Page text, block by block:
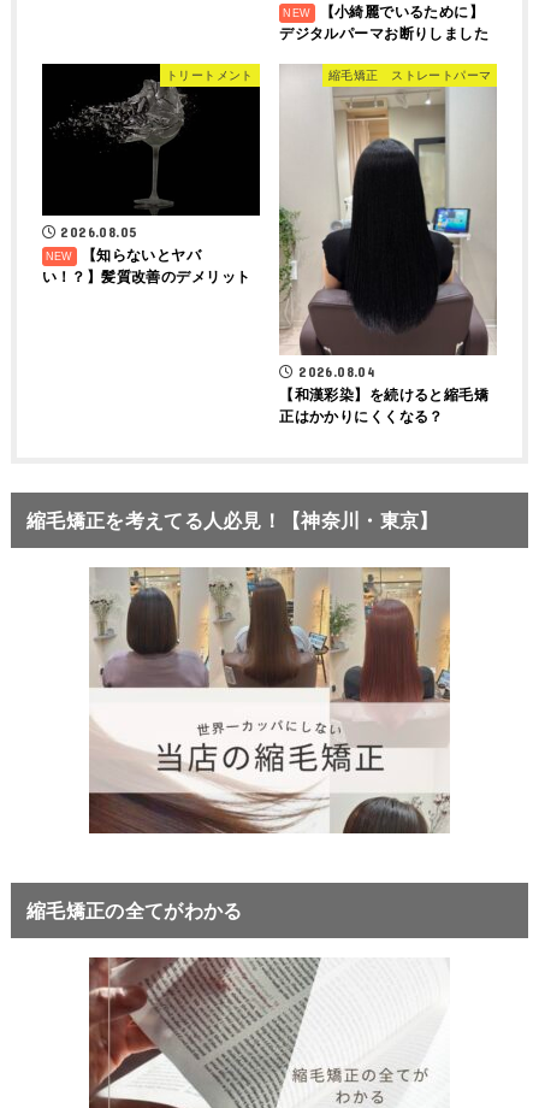
【小綺麗でいるために】
デジタルパーマお断りしました
トリートメント
2026.08.05
【知らないとヤバ
い！？】髪質改善のデメリット
縮毛矯正 ストレートパーマ
2026.08.04
【和漢彩染】を続けると縮毛矯
正はかかりにくくなる？
縮毛矯正を考えてる人必見！【神奈川・東京】
縮毛矯正の全てがわかる